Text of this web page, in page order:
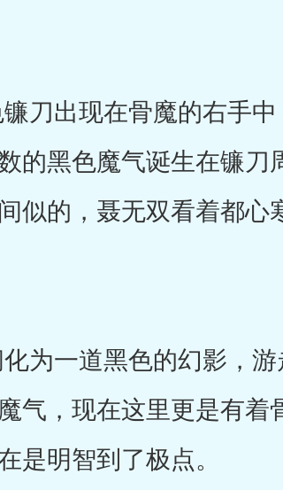
出现在骨魔的右手中
的黑色魔气诞生在镰刀
似的，聂无双看着都心
一道黑色的幻影，游
气，现在这里更是有着
明智到了极点。